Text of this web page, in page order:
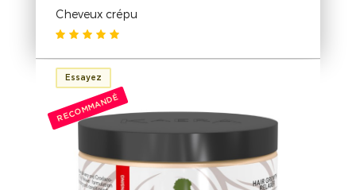
Cheveux crépu
Essayez
RECOMMANDÉ